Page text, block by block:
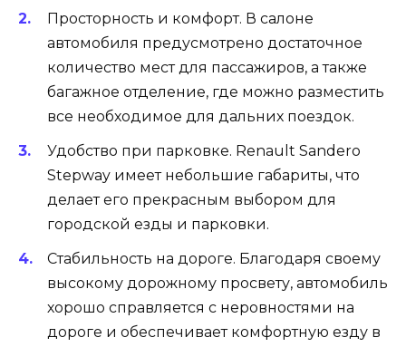
Просторность и комфорт. В салоне
автомобиля предусмотрено достаточное
количество мест для пассажиров, а также
багажное отделение, где можно разместить
все необходимое для дальних поездок.
Удобство при парковке. Renault Sandero
Stepway имеет небольшие габариты, что
делает его прекрасным выбором для
городской езды и парковки.
Стабильность на дороге. Благодаря своему
высокому дорожному просвету, автомобиль
хорошо справляется с неровностями на
дороге и обеспечивает комфортную езду в